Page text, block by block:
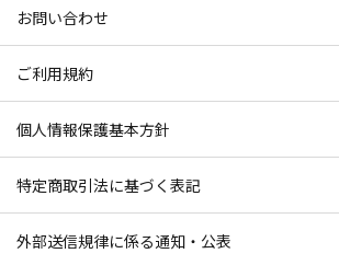
お問い合わせ
ご利用規約
個人情報保護基本方針
特定商取引法に基づく表記
外部送信規律に係る通知・公表